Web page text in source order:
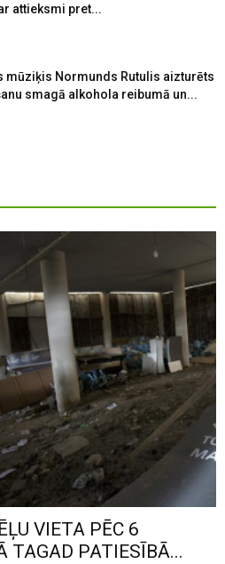
attieksmi pret...
mūziķis Normunds Rutulis aizturēts
smagā alkohola reibumā un...
VIETA PĒC 6
TAGAD PATIESĪBĀ...